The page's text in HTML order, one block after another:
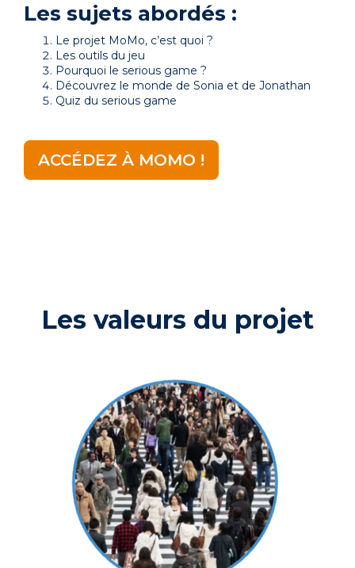
Les sujets abordés :
Le projet MoMo, c’est quoi ?
Les outils du jeu
Pourquoi le serious game ?
Découvrez le monde de Sonia et de Jonathan
Quiz du serious game
ACCÉDEZ À MOMO !
Les valeurs du projet